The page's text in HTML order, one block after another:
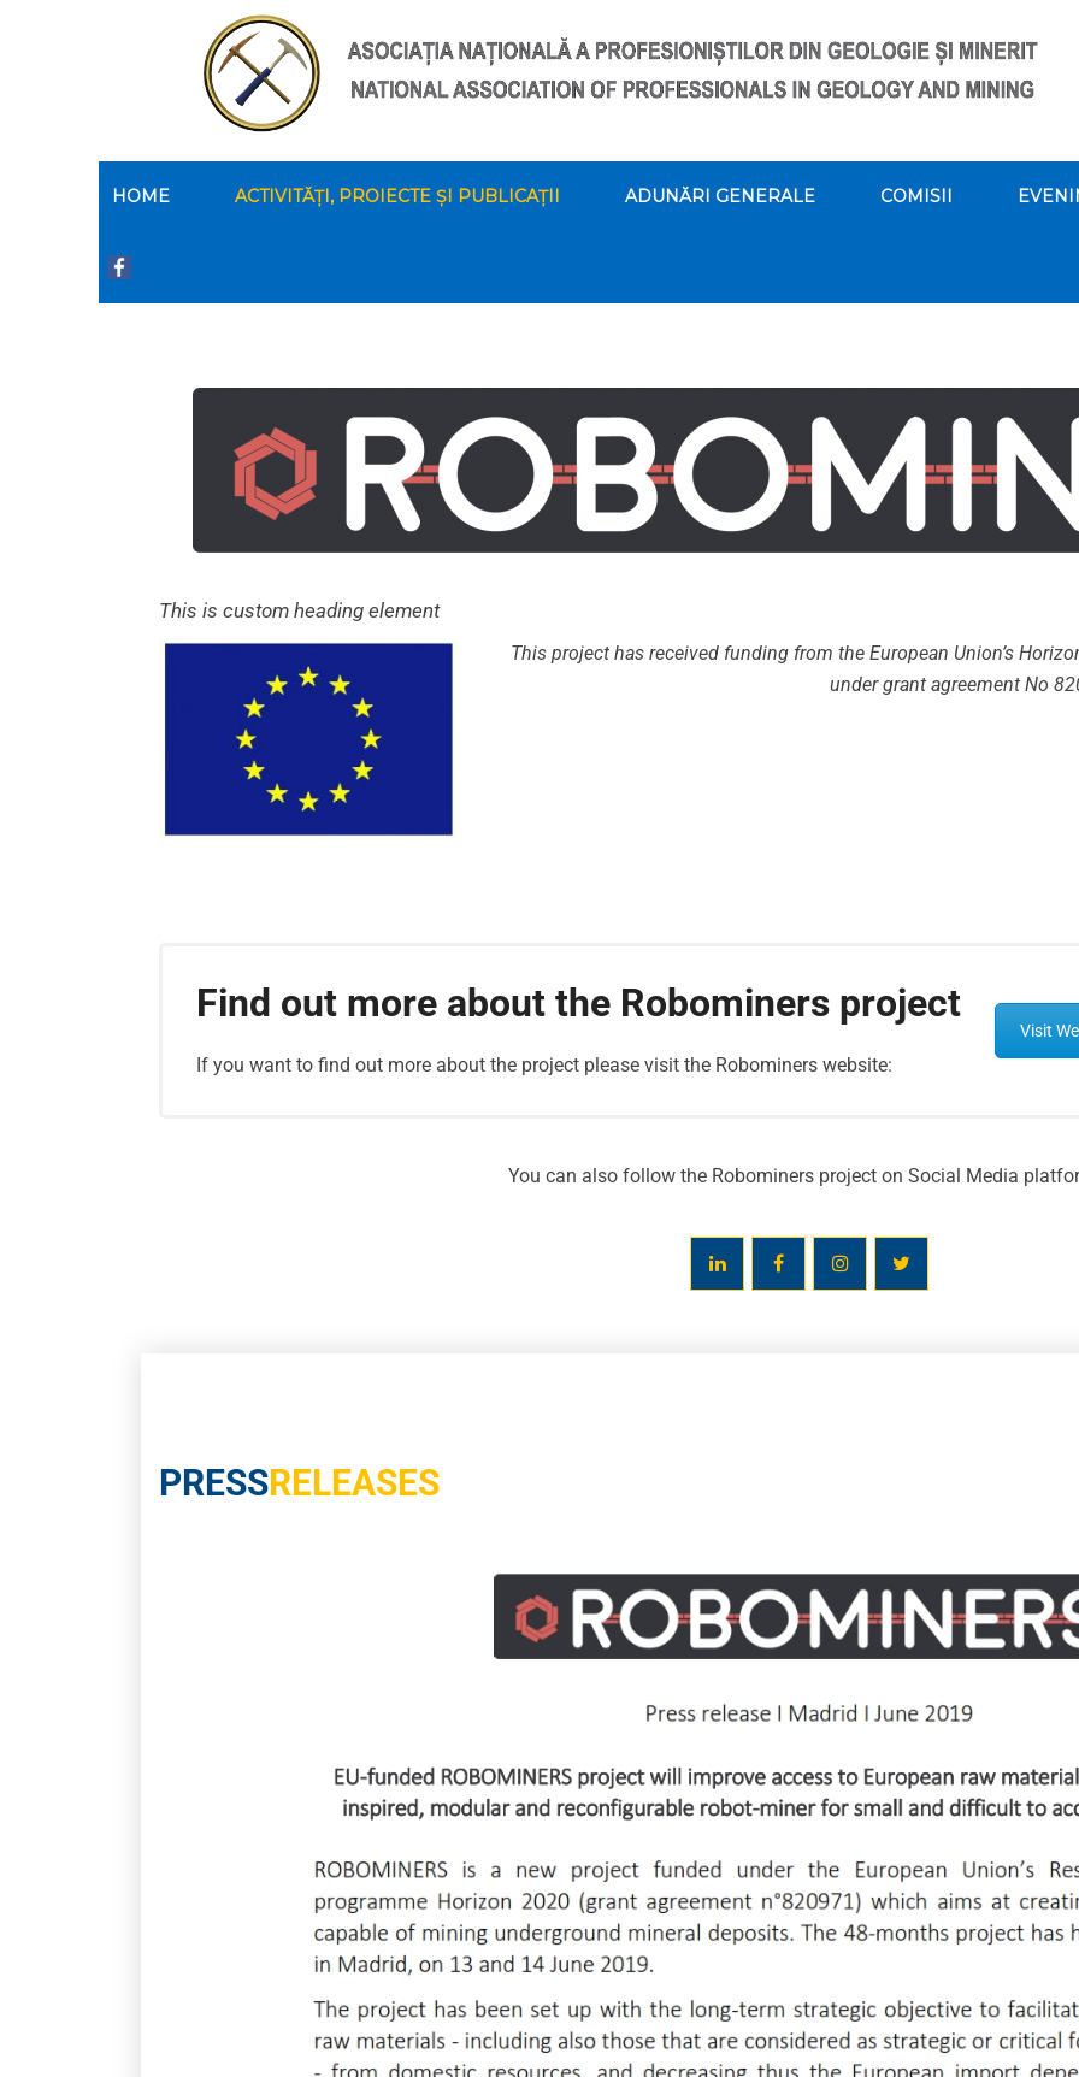
HOME ACTIVITĂȚI, PROIECTE ȘI PUBLICAȚII ADUNĂRI GENERALE COMISII
This is custom heading element
This project has received funding from the European Union’s
under grant agreement No
Find out more about the Robominers project
If you want to find out more about the project please visit the Robominers website:
Visit
You can also follow the Robominers project on Social Media
PRESSRELEASES